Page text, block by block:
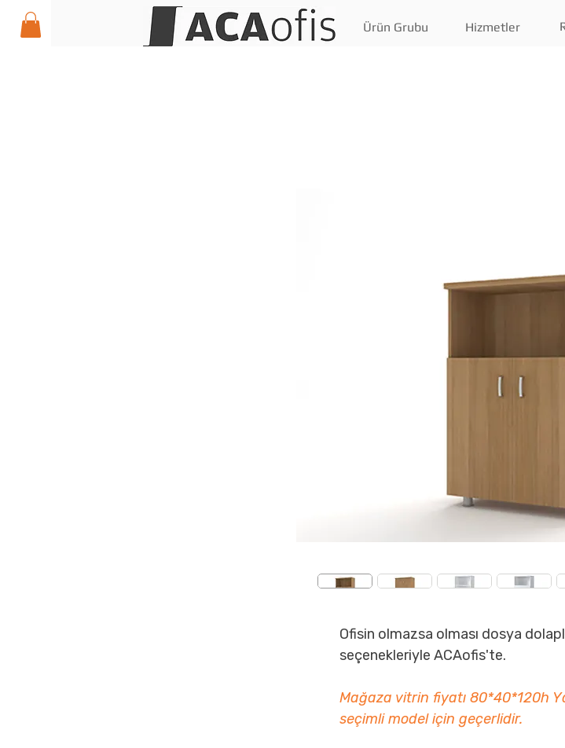
Ürün Grubu Hizmetler
Ofisin olmazsa olması dosya
seçenekleriyle ACAofis'te.
Mağaza vitrin fiyatı 80*40*120h
seçimli model için geçerlidir.